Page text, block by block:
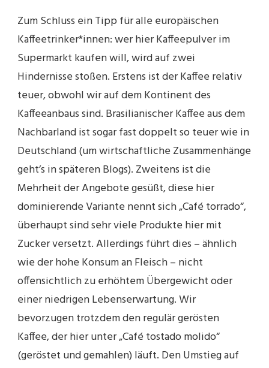
Zum Schluss ein Tipp für alle europäischen
Kaffeetrinker*innen: wer hier Kaffeepulver im
Supermarkt kaufen will, wird auf zwei
Hindernisse stoßen. Erstens ist der Kaffee relativ
teuer, obwohl wir auf dem Kontinent des
Kaffeeanbaus sind. Brasilianischer Kaffee aus dem
Nachbarland ist sogar fast doppelt so teuer wie in
Deutschland (um wirtschaftliche Zusammenhänge
geht’s in späteren Blogs). Zweitens ist die
Mehrheit der Angebote gesüßt, diese hier
dominierende Variante nennt sich „Café torrado“,
überhaupt sind sehr viele Produkte hier mit
Zucker versetzt. Allerdings führt dies – ähnlich
wie der hohe Konsum an Fleisch – nicht
offensichtlich zu erhöhtem Übergewicht oder
einer niedrigen Lebenserwartung. Wir
bevorzugen trotzdem den regulär gerösten
Kaffee, der hier unter „Café tostado molido“
(geröstet und gemahlen) läuft. Den Umstieg auf